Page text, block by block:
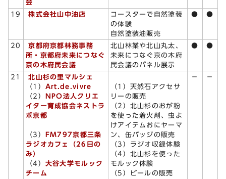
会
19 株式会社山中油店
コースターで自然塗装
の体験
自然塗装油販売
● ●
20
京都府京都林務事務
所・京都府未来につなぐ
京の木府民会議
北山林業や北山丸太、
未来につなぐ京の木府
民会議のパネル展示
● ●
21
北山杉の里マルシェ
（1） Art.de.vivre
（2）
NPO法人クリエ
イター育成協会ネストラ
ボ京都
（3）
FM797京都三条
ラジオカフェ（26日の
み）
（4） 大谷大学モルック
チーム
（1）天然石アクセサ
リーの販売
（2）北山杉のおが粉
を使った着火剤、虫よ
けアイテムおにヤーマ
ン、缶バッジの販売
（3）ラジオ収録体験
（4）北山杉を使った
モルック体験
（5）ビールの販売
－ －